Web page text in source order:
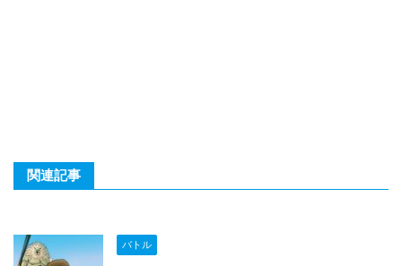
関連記事
バトル